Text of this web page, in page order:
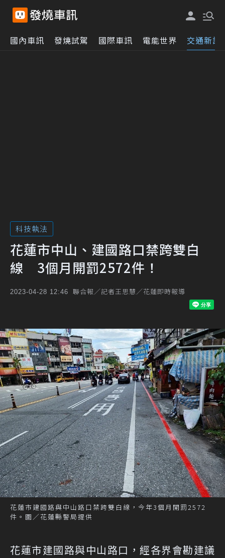
國內車訊 發燒試駕 國際車訊 電能世界 交通新訊
科技執法
花蓮市中山、建國路口禁跨雙白
線 3個月開罰2572件！
2023-04-28 12:46 聯合報／記者王思慧／花蓮即時報導
花蓮市建國路與中山路口禁跨雙白線，今年3個月開罰2572
件。圖／花蓮縣警局提供
花蓮市建國路與中山路口，經各界會勘建議